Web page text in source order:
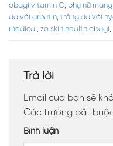
obagi vitamin C, phụ nữ
da với arbutin, trắng da với
medical , zo skin health obagi,
Trả lời
Email của bạn sẽ
Các trường bắt
Bình luận